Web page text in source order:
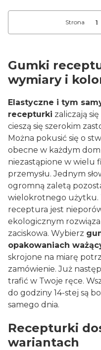
Strona
Gumki
wymiary i
Elastyczne i tym
recepturki zaliczają
cieszą się szerokim
Można pokusić się o
obecne w każdym
niezastąpione w wielu
przemysłu. Jednym
ogromną zaletą
wielokrotnego użytku.
receptura jest
ekologicznym
zaciskowa. Wybierz
opakowaniach
skrojone na miarę
zamówienie. Już
trafić w Twoje ręce.
do godziny 14-stej są
samego dnia.
Recepturki
wariantach